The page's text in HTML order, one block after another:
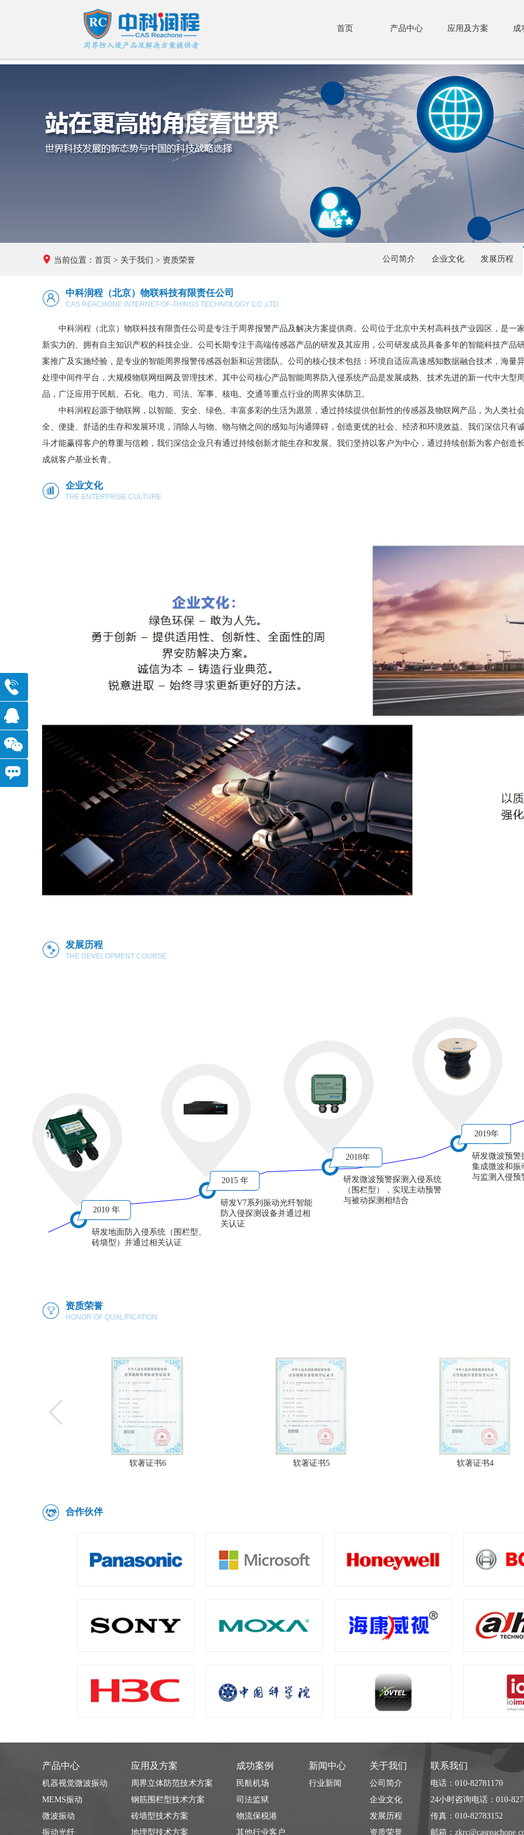
首页 产品中心 应用及方案 成
当前位置： 首页 > 关于我们 > 资质荣誉 公司简介 企业文化 发展历程
中科润程（北京）物联科技有限责任公司
CAS REACHONE INTERNET-OF-THINGS TECHNOLOGY CO.,LTD.
中科润程（北京）物联科技有限责任公司是专注于周界报警产品及解决方案提供商。公司位于北京中关村高科技产业园区，是一
新实力的、拥有自主知识产权的科技企业。公司长期专注于高端传感器产品的研发及其应用，公司研发成员具备多年的智能科技产品
案推广及实施经验，是专业的智能周界报警传感器创新和运营团队。公司的核心技术包括：环境自适应高速感知数据融合技术，海量
处理中间件平台，大规模物联网组网及管理技术。其中公司核心产品智能周界防入侵系统产品是发展成熟、技术先进的新一代中大型
品，广泛应用于民航、石化、电力、司法、军事、核电、交通等重点行业的周界实体防卫。
中科润程起源于物联网，以智能、安全、绿色、丰富多彩的生活为愿景，通过持续提供创新性的传感器及物联网产品，为人类社
全、便捷、舒适的生存和发展环境，消除人与物、物与物之间的感知与沟通障碍，创造更优的社会、经济和环境效益。我们深信只有
斗才能赢得客户的尊重与信赖，我们深信企业只有通过持续创新才能生存和发展。我们坚持以客户为中心，通过持续创新为客户创造
成就客户基业长青。
企业文化
THE ENTERPRISE CULTURE
发展历程
THE DEVELOPMENT COURSE
2010 年
研发地面防入侵系统（围栏型、
砖墙型）并通过相关认证
2015 年
研发V7系列振动光纤智能
防入侵探测设备并通过相
关认证
2018年
研发微波预警探测入侵系统
（围栏型），实现主动预警
与被动探测相结合
2019年
研发微波预警
集成微波和振
与监测入侵预
资质荣誉
HONOR OF QUALIFICATION
软著证书6 软著证书5 软著证书4
合作伙伴
产品中心
机器视觉微波振动
MEMS振动
微波振动
振动光纤
应用及方案
周界立体防范技术方案
钢筋围栏型技术方案
砖墙型技术方案
地埋型技术方案
成功案例
民航机场
司法监狱
物流保税港
其他行业客户
新闻中心
行业新闻
关于我们
公司简介
企业文化
发展历程
资质荣誉
联系我们
电话：010-82781170
24小时咨询电话：010-
传真：010-82783152
邮箱：
82781170
击在
线沟
动官